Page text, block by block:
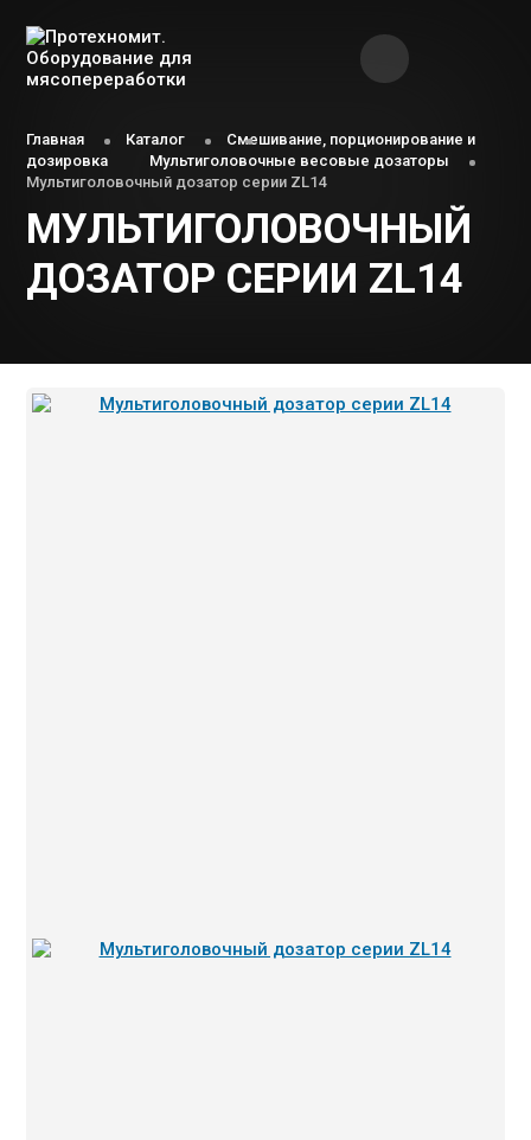
Главная Каталог
Смешивание, порционирование и
дозировка
Мультиголовочные весовые дозаторы
Мультиголовочный дозатор серии ZL14
МУЛЬТИГОЛОВОЧНЫЙ
ДОЗАТОР СЕРИИ ZL14